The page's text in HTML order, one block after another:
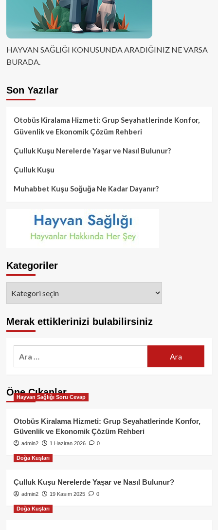
HAYVAN SAĞLIĞI KONUSUNDA ARADIĞINIZ NE VARSA
BURADA.
Son Yazılar
Otobüs Kiralama Hizmeti: Grup Seyahatlerinde Konfor,
Güvenlik ve Ekonomik Çözüm Rehberi
Çulluk Kuşu Nerelerde Yaşar ve Nasıl Bulunur?
Çulluk Kuşu
Muhabbet Kuşu Soğuğa Ne Kadar Dayanır?
Kategoriler
Merak ettiklerinizi bulabilirsiniz
Öne Çıkanlar
Hayvan Sağlığı Soru Cevap
Otobüs Kiralama Hizmeti: Grup Seyahatlerinde Konfor,
Güvenlik ve Ekonomik Çözüm Rehberi
admin2 1 Haziran 2026 0
Doğa Kuşları
Çulluk Kuşu Nerelerde Yaşar ve Nasıl Bulunur?
admin2 19 Kasım 2025 0
Doğa Kuşları